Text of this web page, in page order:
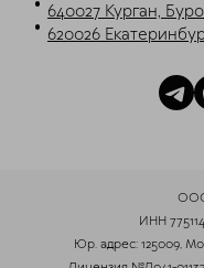
640027 Курган,
620026
ИНН
Юр. адрес: 125009,